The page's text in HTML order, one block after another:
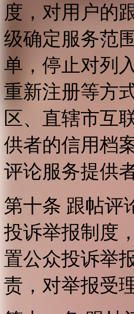
度，对用户的
级确定服务范
单，停止对列
重新注册等方
区、直辖市互
供者的信用档
评论服务提供
第十条 跟帖评
投诉举报制度
置公众投诉举
责，对举报受